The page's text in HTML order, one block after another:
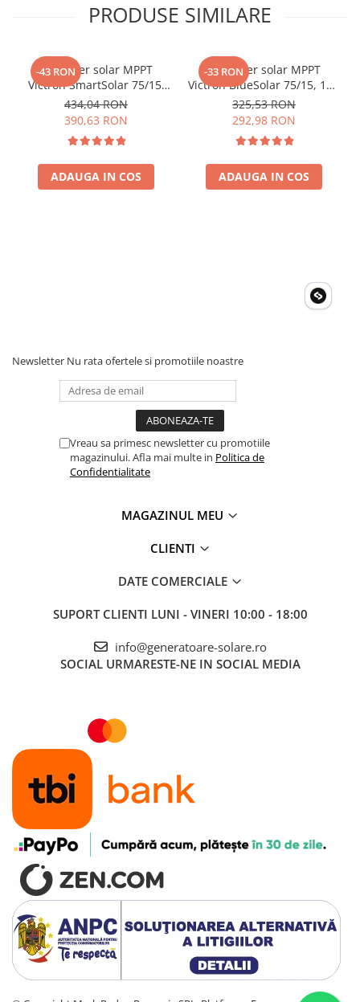
PRODUSE SIMILARE
-43 RON
Controler solar MPPT
Victron SmartSolar 75/15,
15A 12V/24V, cu Bluetooth
integrat
434,04 RON
390,63 RON
ADAUGA IN COS
-33 RON
Controler solar MPPT
Victron BlueSolar 75/15, 15A
pentru sisteme solare 12V
si 24V
325,53 RON
292,98 RON
ADAUGA IN COS
Newsletter Nu rata ofertele si promotiile noastre
Vreau sa primesc newsletter cu promotiile
magazinului. Afla mai multe in Politica de
Confidentialitate
MAGAZINUL MEU
CLIENTI
DATE COMERCIALE
SUPORT CLIENTI LUNI - VINERI 10:00 - 18:00
info@generatoare-solare.ro
SOCIAL URMARESTE-NE IN SOCIAL MEDIA